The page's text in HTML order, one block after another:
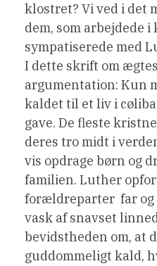
klostret? Vi ved i det
dem, som arbejdede
sympatiserede med
I dette skrift om
argumentation: Kun
kaldet til et liv i
gave. De fleste
deres tro midt i
vis opdrage børn og
familien. Luther
forældreparter  far og
vask af snavset
bevidstheden om, at
guddommeligt kald,